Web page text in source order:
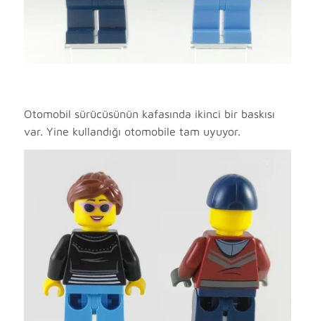
Otomobil sürücüsünün kafasında ikinci bir baskısı
var. Yine kullandığı otomobile tam uyuyor.